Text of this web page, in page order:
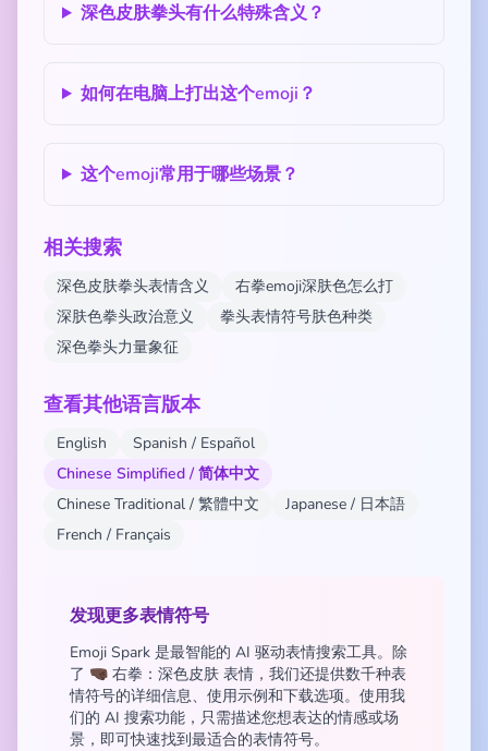
深色皮肤拳头有什么特殊含义？
如何在电脑上打出这个emoji？
这个emoji常用于哪些场景？
相关搜索
深色皮肤拳头表情含义
右拳emoji深肤色怎么打
深肤色拳头政治意义
拳头表情符号肤色种类
深色拳头力量象征
查看其他语言版本
English
Spanish / Español
Chinese Simplified / 简体中文
Chinese Traditional / 繁體中文
Japanese / 日本語
French / Français
发现更多表情符号
Emoji Spark 是最智能的 AI 驱动表情搜索工具。除
了 🤜🏿 右拳：深色皮肤 表情，我们还提供数千种表
情符号的详细信息、使用示例和下载选项。使用我
们的 AI 搜索功能，只需描述您想表达的情感或场
景，即可快速找到最适合的表情符号。